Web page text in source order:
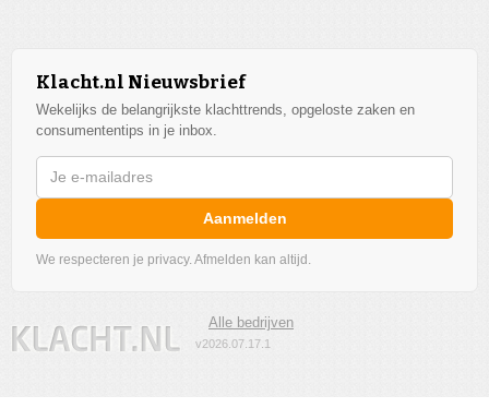
Klacht.nl Nieuwsbrief
Wekelijks de belangrijkste klachttrends, opgeloste zaken en
consumententips in je inbox.
Aanmelden
We respecteren je privacy. Afmelden kan altijd.
Alle bedrijven
v2026.07.17.1